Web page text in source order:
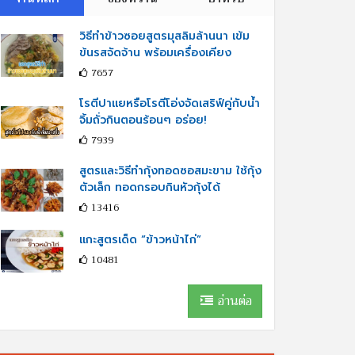
วิธีทำข้าวซอยสูตรมุสลิมล้านนา เข้ม
ข้นรสจัดจ้าน พร้อมเครื่องเคียง
7657
โรตีปาแยหรือโรตีโอ่งจัดเสริฟ์คู่กับนํ้า
จิ้มถั่วกินตอนร้อนๆ อร่อย!
7939
สูตรและวิธีทำกุ้งทอดซอสมะขาม ใช้กุ้ง
ตัวเล็ก ทอดกรอบกินหัวกุ้งได้
13416
แกะสูตรเด็ด “ข้าวหน้าไก่”
10481
อ่านต่อ